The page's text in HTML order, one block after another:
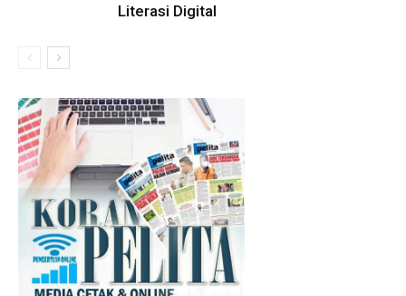
Literasi Digital